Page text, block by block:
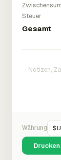
Steuer
Gesamt
Währung $